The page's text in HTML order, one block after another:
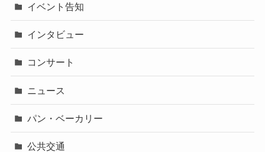
イベント告知
インタビュー
コンサート
ニュース
パン・ベーカリー
公共交通